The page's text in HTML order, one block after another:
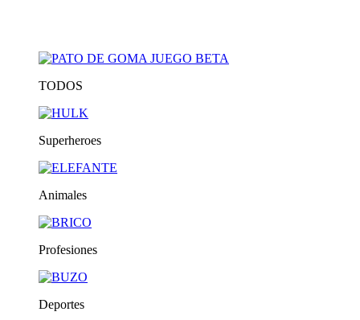
TODOS
Superheroes
Animales
Profesiones
Deportes